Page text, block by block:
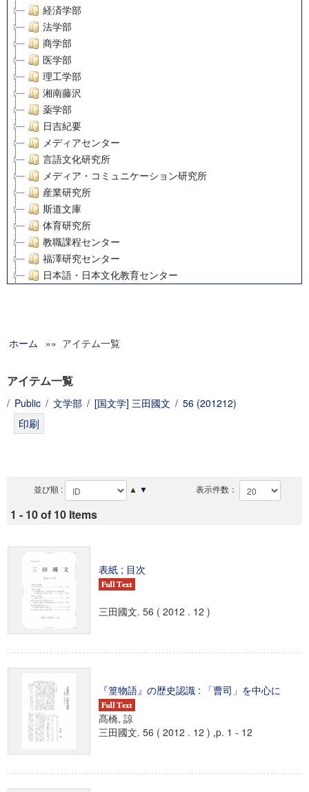
経済学部
法学部
商学部
医学部
理工学部
湘南藤沢
薬学部
日吉紀要
メディアセンター
言語文化研究所
メディア・コミュニケーション研究所
産業研究所
斯道文庫
体育研究所
教職課程センター
福澤研究センター
日本語・日本文化教育センター
グローバルリサーチインスティテュート
科学研究費補助金研究成果報告書
慶應義塾大学グローバルCOEプログラム市民社会ガバナンス
ホーム »» アイテム一覧
アイテム一覧
/ Public / 文学部 / [国文学] 三田國文 / 56 (201212)
並び順 : ▲ ▼ 表示件数：
1 - 10 of 10 Items
表紙 ; 目次
三田國文. 56 ( 2012 . 12 )
『篁物語』の歴史認識 : 「曹司」を中心に
髙橋, 諒
三田國文. 56 ( 2012 . 12 ) ,p. 1 - 12